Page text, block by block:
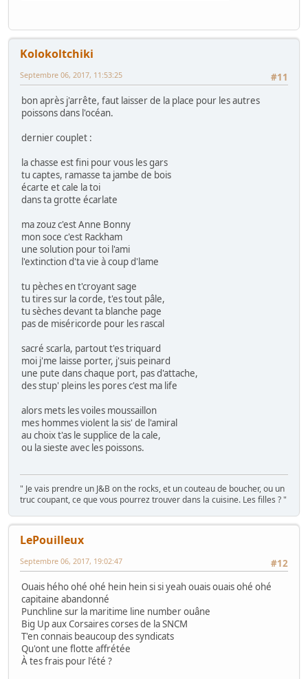
Kolokoltchiki
#11
Septembre 06, 2017, 11:53:25
bon après j'arrête, faut laisser de la place pour les autres
poissons dans l'océan.
dernier couplet :
la chasse est fini pour vous les gars
tu captes, ramasse ta jambe de bois
écarte et cale la toi
dans ta grotte écarlate
ma zouz c'est Anne Bonny
mon soce c'est Rackham
une solution pour toi l'ami
l'extinction d'ta vie à coup d'lame
tu pèches en t'croyant sage
tu tires sur la corde, t'es tout pâle,
tu sèches devant ta blanche page
pas de miséricorde pour les rascal
sacré scarla, partout t'es triquard
moi j'me laisse porter, j'suis peinard
une pute dans chaque port, pas d'attache,
des stup' pleins les pores c'est ma life
alors mets les voiles moussaillon
mes hommes violent la sis' de l'amiral
au choix t'as le supplice de la cale,
ou la sieste avec les poissons.
" Je vais prendre un J&B on the rocks, et un couteau de boucher, ou un
truc coupant, ce que vous pourrez trouver dans la cuisine. Les filles ? "
LePouilleux
#12
Septembre 06, 2017, 19:02:47
Ouais hého ohé ohé hein hein si si yeah ouais ouais ohé ohé
capitaine abandonné
Punchline sur la maritime line number ouâne
Big Up aux Corsaires corses de la SNCM
T'en connais beaucoup des syndicats
Qu'ont une flotte affrétée
À tes frais pour l'été ?